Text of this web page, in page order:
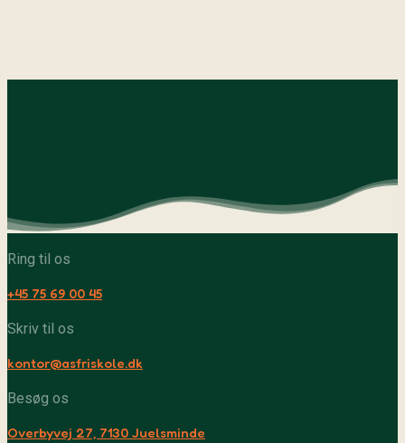
Ring til os
+45 75 69 00 45
Skriv til os
kontor@asfriskole.dk
Besøg os
Overbyvej 27, 7130 Juelsminde